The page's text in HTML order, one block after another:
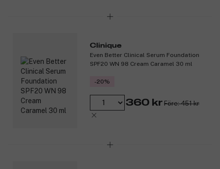
Clinique
Even Better Clinical Serum Foundation
SPF20 WN 98 Cream Caramel 30 ml
-20%
360 kr Före: 451 kr